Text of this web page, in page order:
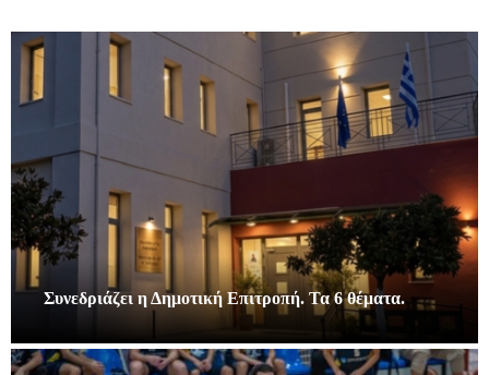
Συνεδριάζει η Δημοτική Επιτροπή. Τα 6 θέματα.